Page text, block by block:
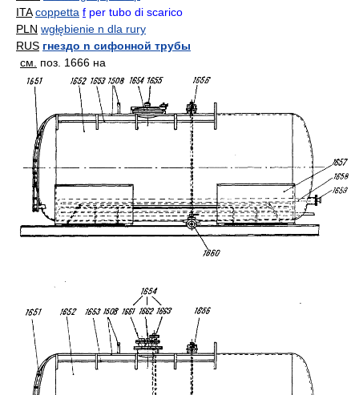
ITA coppetta f per tubo di scarico
PLN wgłębienie n dla rury
RUS гнездо n сифонной трубы
см.
поз. 1666 на